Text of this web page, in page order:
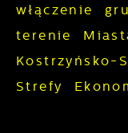
włączenie
terenie
Kostrzyńsko-
Strefy
gwarantuje
podstawie
Twoich
przeglądanej
promocyjne